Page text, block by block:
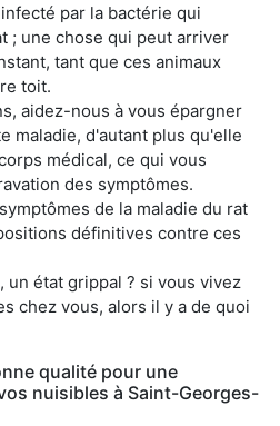
par la bactérie qui
; une chose qui peut arriver
tant que ces animaux
toit.
aidez-nous à vous épargner
maladie, d'autant plus qu'elle
médical, ce qui vous
des symptômes.
de la maladie du rat
définitives contre ces
un état grippal ? si vous vivez
chez vous, alors il y a de quoi
qualité pour une
nuisibles à Saint-Georges-